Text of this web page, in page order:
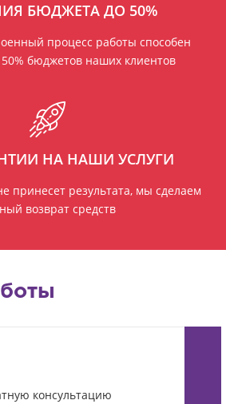
БЮДЖЕТА ДО 50%
процесс работы способен
бюджетов наших клиентов
НА НАШИ УСЛУГИ
принесет результата, мы сделаем
возврат средств
консультацию